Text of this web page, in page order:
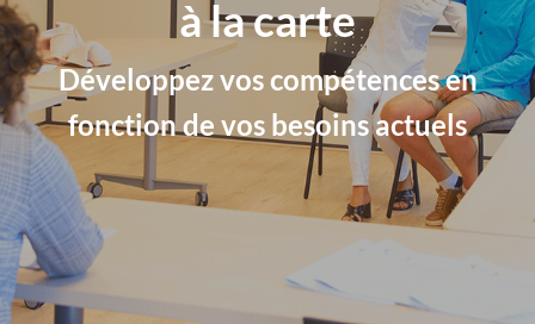
à la carte
Développez vos compétences en
fonction de vos besoins actuels